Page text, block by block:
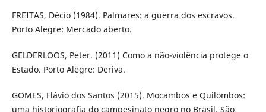
FREITAS, Décio (1984). Palmares: a guerra dos escravos.
Porto Alegre: Mercado aberto.
GELDERLOOS, Peter. (2011) Como a não-violência protege o
Estado. Porto Alegre: Deriva.
GOMES, Flávio dos Santos (2015). Mocambos e Quilombos:
uma historiografia do campesinato negro no Brasil. São